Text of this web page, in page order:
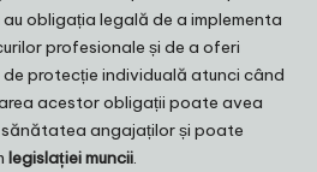
obligația legală de a implementa
profesionale și de a oferi
protecție individuală atunci când
acestor obligații poate avea
angajaților și poate
legislației muncii.